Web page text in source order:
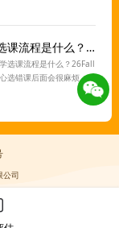
宾夕法尼亚州立大学选课流程是什么？26Fall新生如何选课？
选课流程是什么？26Fall
选错课后面会很麻烦，
公司